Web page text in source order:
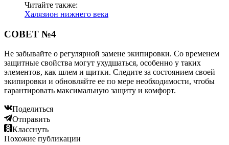
Читайте также:
Халязион нижнего века
СОВЕТ №4
Не забывайте о регулярной замене экипировки. Со временем
защитные свойства могут ухудшаться, особенно у таких
элементов, как шлем и щитки. Следите за состоянием своей
экипировки и обновляйте ее по мере необходимости, чтобы
гарантировать максимальную защиту и комфорт.
Поделиться
Отправить
Класснуть
Похожие публикации